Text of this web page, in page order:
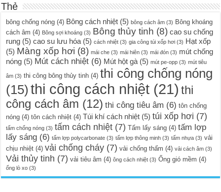
Thẻ
bông chống nóng (4) Bông cách nhiệt (5) bông cách âm (3) Bông khoáng
cách âm (4) Bông sợi khoáng (3) Bông thủy tinh (8) cao su chống
rung (5) cao su lưu hóa (5) cách nhiệt (3) gia công túi xốp hơi (3) Hạt xốp
(5) Màng xốp hơi (8) mái che (3) mái hiên (3) mái đón (3) mút chống
nóng (5) Mút cách nhiệt (6) Mút hột gà (5) mút pe-opp (3) mút tiêu
âm (3) thi công bông thủy tinh (4) thi công chống nóng
(15) thi công cách nhiệt (21) thi
công cách âm (12) thi công tiêu âm (6) tôn chống
nóng (4) tôn cách nhiệt (4) Túi khí cách nhiệt (5) túi xốp hơi (7)
tấm chống nóng (3) tấm cách nhiệt (7) Tấm lấy sáng (4) tấm lợp
lấy sáng (6) tấm lợp polycarbonate (3) tấm lợp thông minh (3) tấm nhựa (3) vải
chịu nhiệt (4) vải chống cháy (7) vải chống thấm (4) vải cách âm (3)
Vải thủy tinh (7) vải tiêu âm (4) ông cách nhiệt (3) Ống gió mềm (4)
ống lò xo (3)